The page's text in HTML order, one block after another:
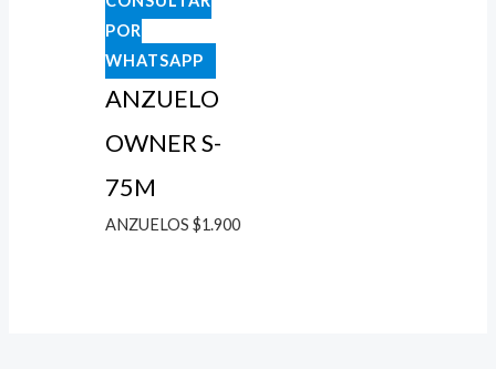
POR
WHATSAPP
ANZUELO
OWNER S-
75M
ANZUELOS$1.900